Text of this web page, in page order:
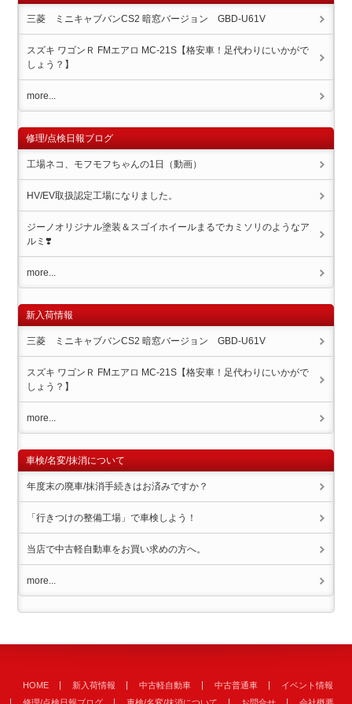
三菱 ミニキャブバンCS2 暗窓バージョン GBD-U61V
スズキ ワゴンＲ FMエアロ MC-21S【格安車！足代わりにいかがで
しょう？】
more...
修理/点検日報ブログ
工場ネコ、モフモフちゃんの1日（動画）
HV/EV取扱認定工場になりました。
ジーノオリジナル塗装＆スゴイホイール️まるでカミソリのようなア
ルミ❣️
more...
新入荷情報
三菱 ミニキャブバンCS2 暗窓バージョン GBD-U61V
スズキ ワゴンＲ FMエアロ MC-21S【格安車！足代わりにいかがで
しょう？】
more...
車検/名変/抹消について
年度末の廃車/抹消手続きはお済みですか？
「行きつけの整備工場」で車検しよう！
当店で中古軽自動車をお買い求めの方へ。
more...
HOME 新入荷情報 中古軽自動車 中古普通車
イベント情報